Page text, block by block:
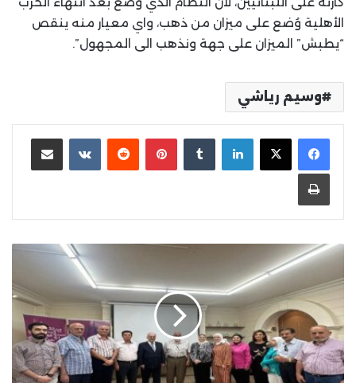
الأهلية وُضع على ميزان من ذهب، واي معيار منه ينقص
“يطبش” الميزان على جهة ونذهب الى المجهول”.
وسيم رياشي
لينكدإن بينتيريست مشاركة عبر البريد
طباعة